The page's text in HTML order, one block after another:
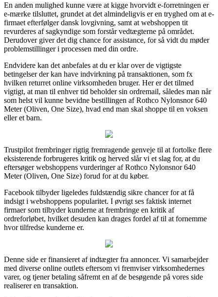
En anden mulighed kunne være at kigge hvorvidt e-forretningen er
e-mærke tilsluttet, grundet at det almindeligvis er en tryghed om at e-
firmaet efterfølger dansk lovgivning, samt at webshoppen tit
revurderes af sagkyndige som forstår vedtægterne på området.
Derudover giver det dig chance for assistance, for så vidt du møder
problemstillinger i processen med din ordre.
Endvidere kan det anbefales at du er klar over de vigtigste
betingelser der kan have indvirkning på transaktionen, som fx
hvilken returret online virksomheden bruger. Her er det tilmed
vigtigt, at man til enhver tid beholder sin ordremail, således man når
som helst vil kunne bevidne bestillingen af Rothco Nylonsnor 640
Meter (Oliven, One Size), hvad end man skal shoppe til en voksen
eller et barn.
Trustpilot frembringer rigtig fremragende genveje til at fortolke flere
eksisterende forbrugeres kritik og herved slår vi et slag for, at du
eftersøger webshoppens vurderinger af Rothco Nylonsnor 640
Meter (Oliven, One Size) forud for at du køber.
Facebook tilbyder ligeledes fuldstændig sikre chancer for at få
indsigt i webshoppens popularitet. I øvrigt ses faktisk internet
firmaer som tilbyder kunderne at frembringe en kritik af
ordreforløbet, hvilket desuden kan drages fordel af til at fornemme
hvor tilfredse kunderne er.
Denne side er finansieret af indtægter fra annoncer. Vi samarbejder
med diverse online outlets eftersom vi fremviser virksomhedernes
varer, og tjener betaling såfremt en af de besøgende på vores side
realiserer en transaktion.